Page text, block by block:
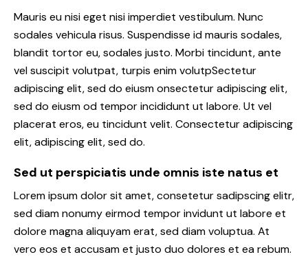
Mauris eu nisi eget nisi imperdiet vestibulum. Nunc
sodales vehicula risus. Suspendisse id mauris sodales,
blandit tortor eu, sodales justo. Morbi tincidunt, ante
vel suscipit volutpat, turpis enim volutpSectetur
adipiscing elit, sed do eiusm onsectetur adipiscing elit,
sed do eiusm od tempor incididunt ut labore. Ut vel
placerat eros, eu tincidunt velit. Consectetur adipiscing
elit, adipiscing elit, sed do.
Sed ut perspiciatis unde omnis iste natus et
Lorem ipsum dolor sit amet, consetetur sadipscing elitr,
sed diam nonumy eirmod tempor invidunt ut labore et
dolore magna aliquyam erat, sed diam voluptua. At
vero eos et accusam et justo duo dolores et ea rebum.